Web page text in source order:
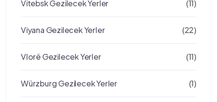
Vitebsk Gezilecek Yerler (11)
Viyana Gezilecek Yerler (22)
Vlorë Gezilecek Yerler (11)
Würzburg Gezilecek Yerler (1)